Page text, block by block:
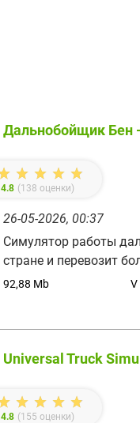
Дальнобойщик Бен
4.8 (138 оценки)
26-05-2026, 00:37
Симулятор работы
стране и перевозит
92,88 Mb V
Universal Truck
4.8 (155 оценки)